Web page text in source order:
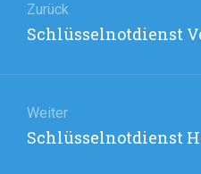
Zurück
Vorheriger
Schlüsselnotdienst
Weiter
Nächster
Schlüsselnotdienst